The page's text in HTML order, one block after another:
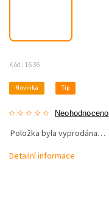
Kód: 1636
Novinka Tip
Neohodnoceno
Položka byla vyprodána…
Detailní informace